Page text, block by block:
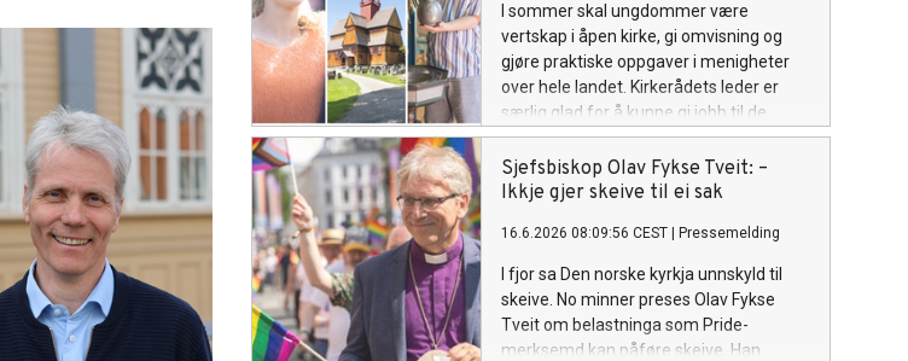
I sommer skal ungdommer være
vertskap i åpen kirke, gi omvisning og
gjøre praktiske oppgaver i menigheter
over hele landet. Kirkerådets leder er
særlig glad for å kunne gi jobb til de
under 18 år. Se oversikt over hvilke
menigheter som har fått sommerjobb-
støtte fra kirken nasjonalt her.
Sjefsbiskop Olav Fykse Tveit: –
Ikkje gjer skeive til ei sak
16.6.2026 08:09:56 CEST Pressemelding
I fjor sa Den norske kyrkja unnskyld til
skeive. No minner preses Olav Fykse
Tveit om belastninga som Pride-
merksemd kan påføre skeive. Han